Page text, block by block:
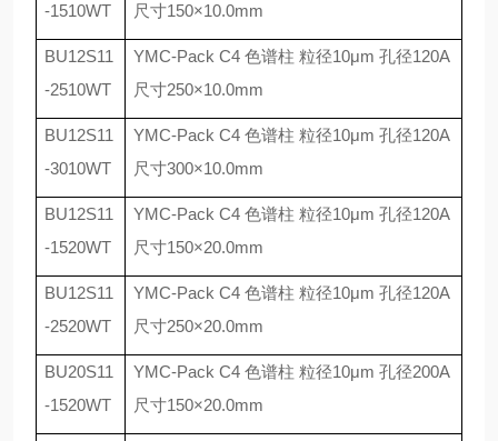
-1510WT
尺寸150×10.0mm
BU12S11
-2510WT
YMC-Pack C4 色谱柱 粒径10μm 孔径120A
尺寸250×10.0mm
BU12S11
-3010WT
YMC-Pack C4 色谱柱 粒径10μm 孔径120A
尺寸300×10.0mm
BU12S11
-1520WT
YMC-Pack C4 色谱柱 粒径10μm 孔径120A
尺寸150×20.0mm
BU12S11
-2520WT
YMC-Pack C4 色谱柱 粒径10μm 孔径120A
尺寸250×20.0mm
BU20S11
-1520WT
YMC-Pack C4 色谱柱 粒径10μm 孔径200A
尺寸150×20.0mm